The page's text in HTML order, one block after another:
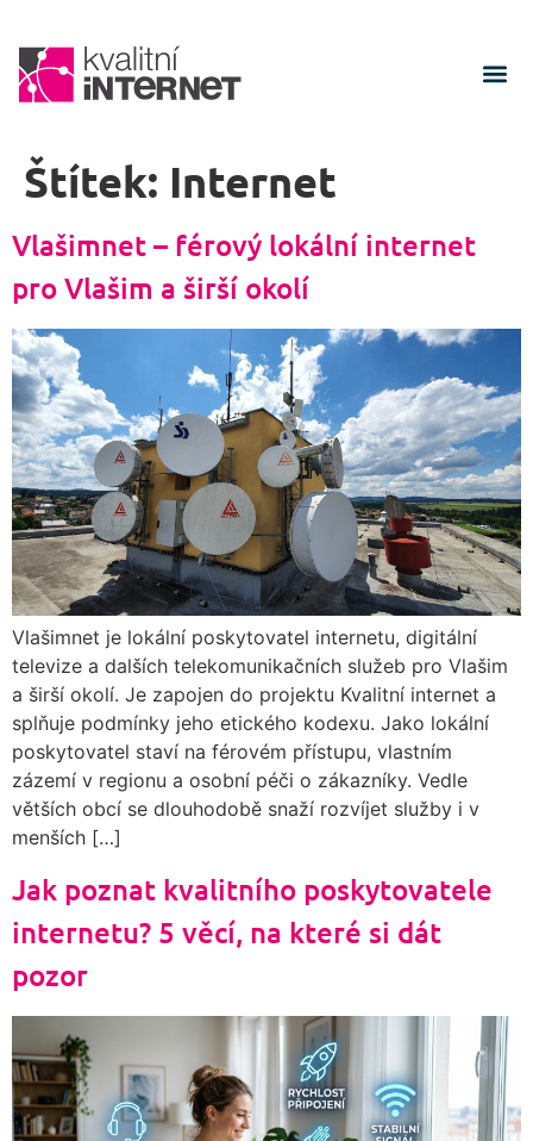
Štítek: Internet
Vlašimnet – férový lokální internet
pro Vlašim a širší okolí
Vlašimnet je lokální poskytovatel internetu, digitální
televize a dalších telekomunikačních služeb pro Vlašim
a širší okolí. Je zapojen do projektu Kvalitní internet a
splňuje podmínky jeho etického kodexu. Jako lokální
poskytovatel staví na férovém přístupu, vlastním
zázemí v regionu a osobní péči o zákazníky. Vedle
větších obcí se dlouhodobě snaží rozvíjet služby i v
menších […]
Jak poznat kvalitního poskytovatele
internetu? 5 věcí, na které si dát
pozor